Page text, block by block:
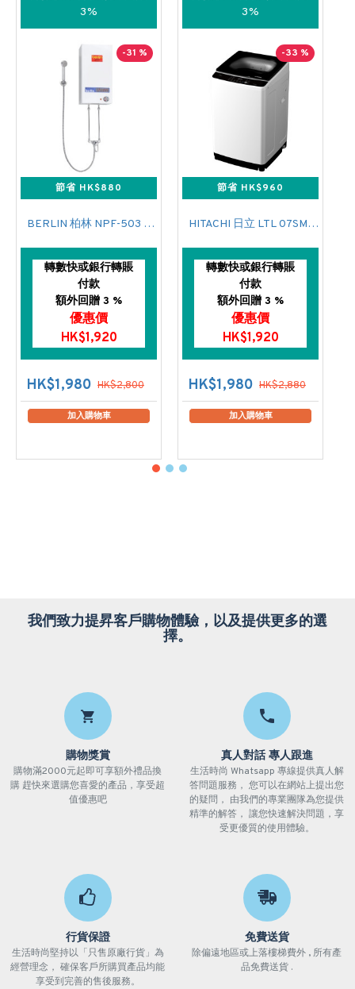
3%
-31 %
節省 HK$880
BERLIN 柏林 NPF-503 花灑儲水式(低壓電熱水爐)
轉數快或銀行轉賬
付款
額外回贈 3 %
優惠價
HK$1,920
HK$1,980 HK$2,800
加入購物車
3%
-33 %
節省 HK$960
HITACHI 日立 LTL 07SM00 上置式日式洗衣機 (7 公斤,760 轉/分鐘)
轉數快或銀行轉賬
付款
額外回贈 3 %
優惠價
HK$1,920
HK$1,980 HK$2,880
加入購物車
我們致力提昇客戶購物體驗，以及提供更多的選
擇。
購物獎賞
購物滿2000元起即可享額外禮品換
購 趕快來選購您喜愛的產品，享受超
值優惠吧
真人對話 專人跟進
生活時尚 Whatsapp 專線提供真人解
答問題服務， 您可以在網站上提出您
的疑問， 由我們的專業團隊為您提供
精準的解答， 讓您快速解決問題，享
受更優質的使用體驗。
行貨保證
生活時尚堅持以「只售原廠行貨」為
經營理念， 確保客戶所購買產品均能
享受到完善的售後服務。
免費送貨
除偏遠地區或上落樓梯費外 , 所有產
品免費送貨 .